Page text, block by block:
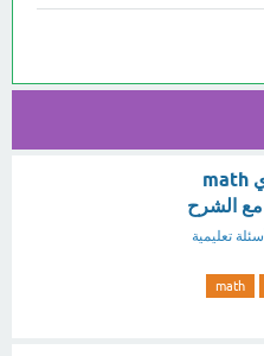
قياس الزاوية t يساوي math
أسئلة تعليمية
math